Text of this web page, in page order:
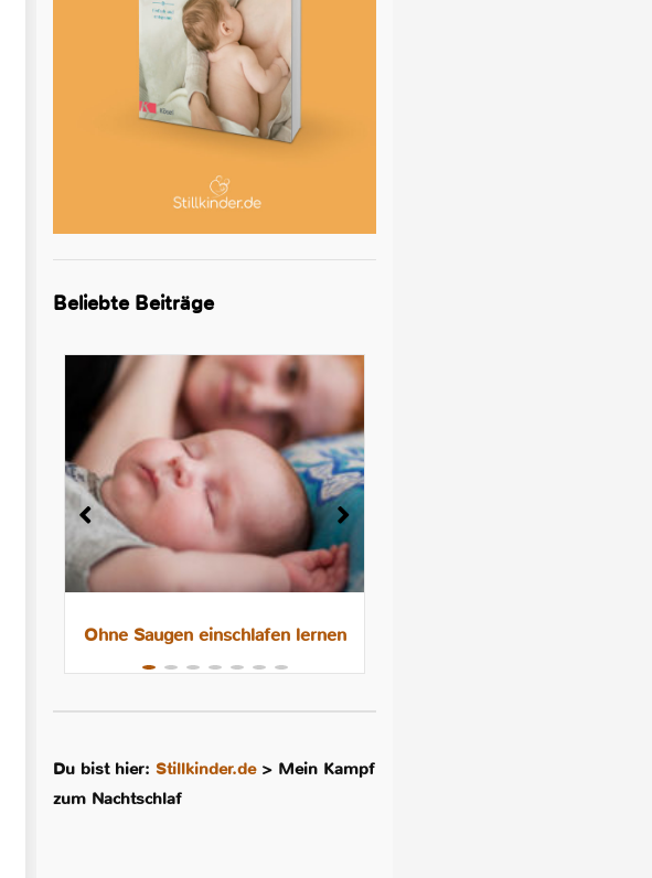
Beliebte Beiträge
Ohne Saugen einschlafen lernen
Du bist hier:Stillkinder.de> Mein Kampf
zum Nachtschlaf